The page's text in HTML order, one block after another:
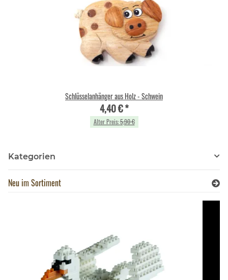
Schlüsselanhänger aus Holz - Schwein
4,40 €*
Alter Preis:5,90 €
Kategorien
Neu im Sortiment